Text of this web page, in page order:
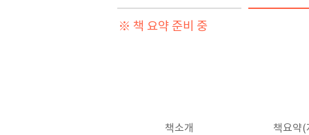
※ 책 요약 준비 중
책소개 책요약(